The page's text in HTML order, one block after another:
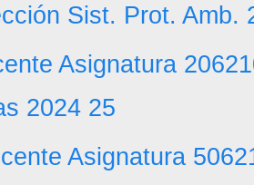
Sist. Prot. Amb.
Asignatura
2024 25
Asignatura